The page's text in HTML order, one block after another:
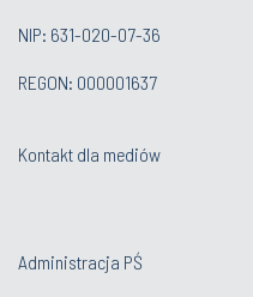
NIP: 631-020-07-36
REGON: 000001637
Kontakt dla mediów
Administracja PŚ